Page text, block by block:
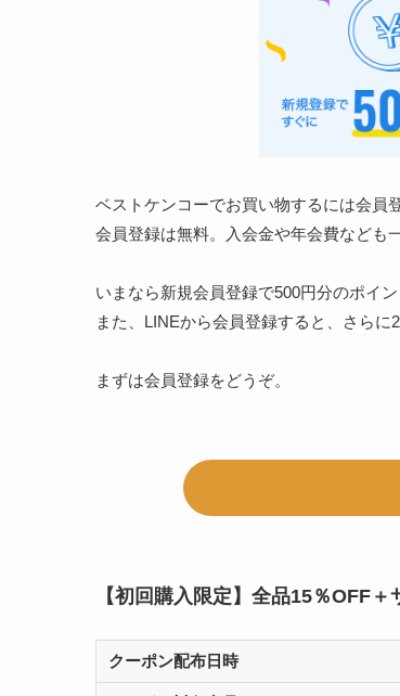
ベストケンコーでお買い物するには会員
会員登録は無料。入会金や年会費なども
いまなら新規会員登録で500円分のポイン
また、LINEから会員登録すると、さらに
まずは会員登録をどうぞ。
【初回購入限定】全品15％OFF
クーポン配布日時